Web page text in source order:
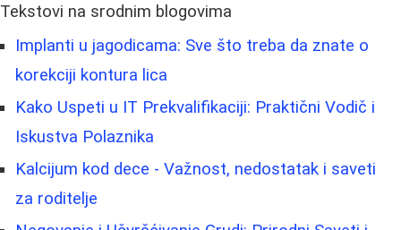
Tekstovi na srodnim blogovima
Implanti u jagodicama: Sve što treba da znate o
korekciji kontura lica
Kako Uspeti u IT Prekvalifikaciji: Praktični Vodič i
Iskustva Polaznika
Kalcijum kod dece - Važnost, nedostatak i saveti
za roditelje